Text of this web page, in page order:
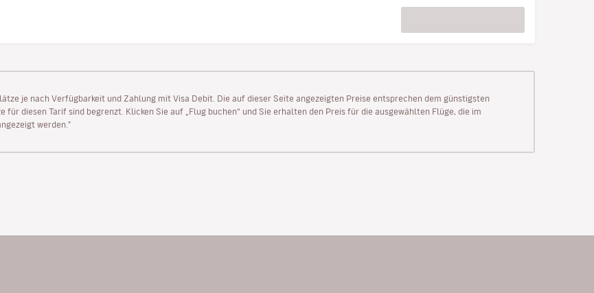
je nach Verfügbarkeit und Zahlung mit Visa Debit. Die auf dieser Seite angezeigten Preise entsprechen dem günstigsten
diesen Tarif sind begrenzt. Klicken Sie auf „Flug buchen“ und Sie erhalten den Preis für die ausgewählten Flüge, die im
werden."